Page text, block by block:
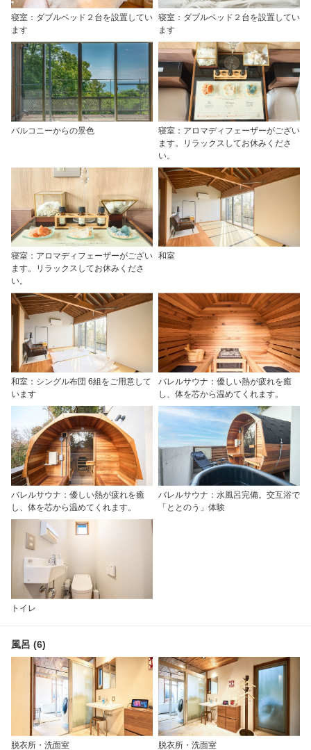
寝室：ダブルベッド２台を設置してい
ます
寝室：ダブルベッド２台を設置してい
ます
バルコニーからの景色
寝室：アロマディフェーザーがござい
ます。リラックスしてお休みくださ
い。
寝室：アロマディフェーザーがござい
ます。リラックスしてお休みくださ
い。
和室
和室：シングル布団 6組をご用意して
います
バレルサウナ：優しい熱が疲れを癒
し、体を芯から温めてくれます。
バレルサウナ：優しい熱が疲れを癒
し、体を芯から温めてくれます。
バレルサウナ：水風呂完備。交互浴で
「ととのう」体験
トイレ
風呂 (6)
脱衣所・洗面室 脱衣所・洗面室